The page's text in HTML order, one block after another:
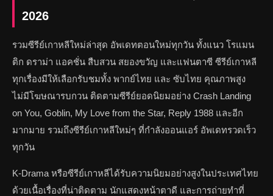
2026
รวมซีรีย์เกาหลีใหม่ล่าสุด อัพเดทตอนใหม่ทุกวัน ทั้งแนว โรแมน
ติก ดราม่า แอคชั่น สืบสวน สยองขวัญ และแฟนตาซี ซีรีย์เกาหลี
ทุกเรื่องมีให้เลือกรับชมทั้ง พากย์ไทย และ ซับไทย คุณภาพสูง
ไม่มีโฆษณารบกวน ติดตามซีรีย์ยอดนิยมอย่าง Crash Landing
on You, Goblin, My Love from the Star, Reply 1988 และอีก
มากมาย รวมถึงซีรีย์เกาหลีใหม่ๆ ที่กำลังออนแอร์ อัพเดทรวดเร็ว
ทุกวัน
K-Drama หรือซีรีย์เกาหลีได้รับความนิยมอย่างสูงในประเทศไทย
ด้วยเนื้อเรื่องที่น่าติดตาม นักแสดงหน้าตาดี และการถ่ายทำที่